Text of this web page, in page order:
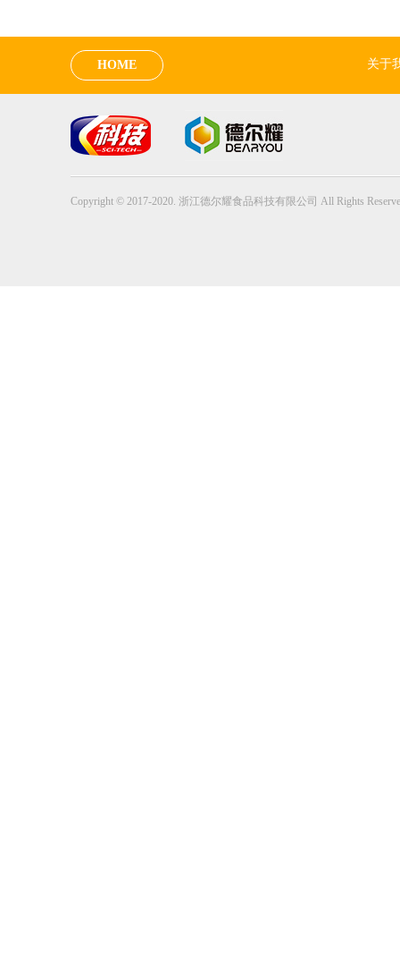
HOME 关于
Copyright © 2017-2020. 浙江德尔耀食品科技有限公司 All Rights